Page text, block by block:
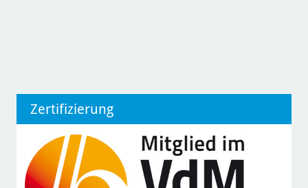
Zertifizierung